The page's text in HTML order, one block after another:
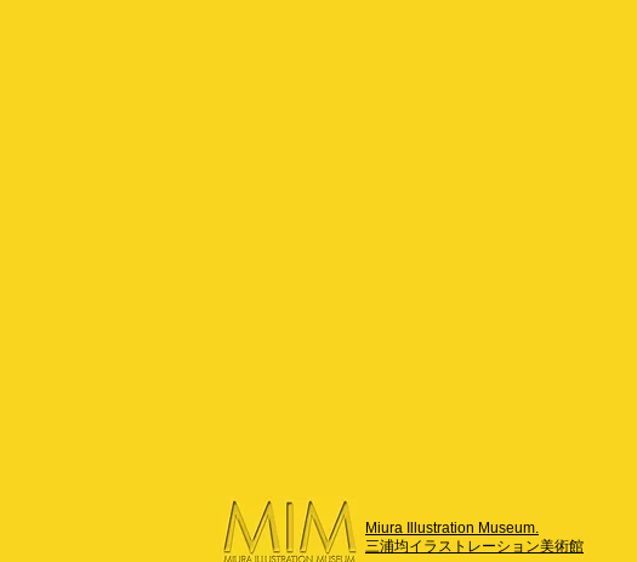
Miura Illustration Museum.
三浦均イラストレーション美術館